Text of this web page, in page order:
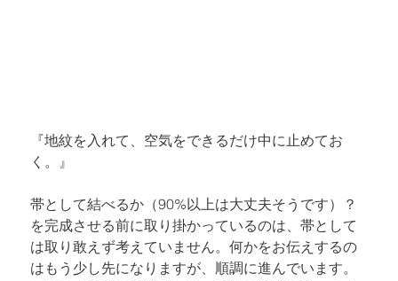
『地紋を入れて、空気をできるだけ中に止めてお
く。』
帯として結べるか（90%以上は大丈夫そうです）？
を完成させる前に取り掛かっているのは、帯として
は取り敢えず考えていません。何かをお伝えするの
はもう少し先になりますが、順調に進んでいます。